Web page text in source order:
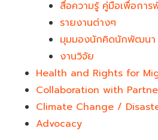
สื่อความรู้ คู่มือเพื่อกา
รายงานต่างๆ
มุมมองนักคิดนักพัฒนา
งานวิจัย
Health and Rights for
Collaboration with
Climate Change /
Advocacy